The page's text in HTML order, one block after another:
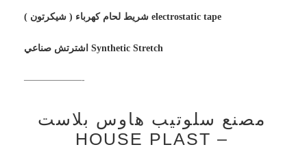
شريط لحام كهرباء ( شيكرتون ) electrostatic tape
اشترتش صناعي Synthetic Stretch
——————-
مصنع سلوتيب هاوس بلاست
– HOUSE PLAST